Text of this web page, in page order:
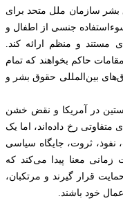
بشر سازمان ملل متحد برای
جنسی از اطفال و
مستند و منظم ارائه کند.
حاکم بخواهند که تمام
بین‌المللی حقوق بشر و
در آمریکا و نقض خشن
متفاوتی رخ داده‌اند، اما یک
نفوذ، ثروت، جایگاه سیاسی
زمانی معنا پیدا می‌کند که
قرار گیرند و مرتکبان،
خود باشند.